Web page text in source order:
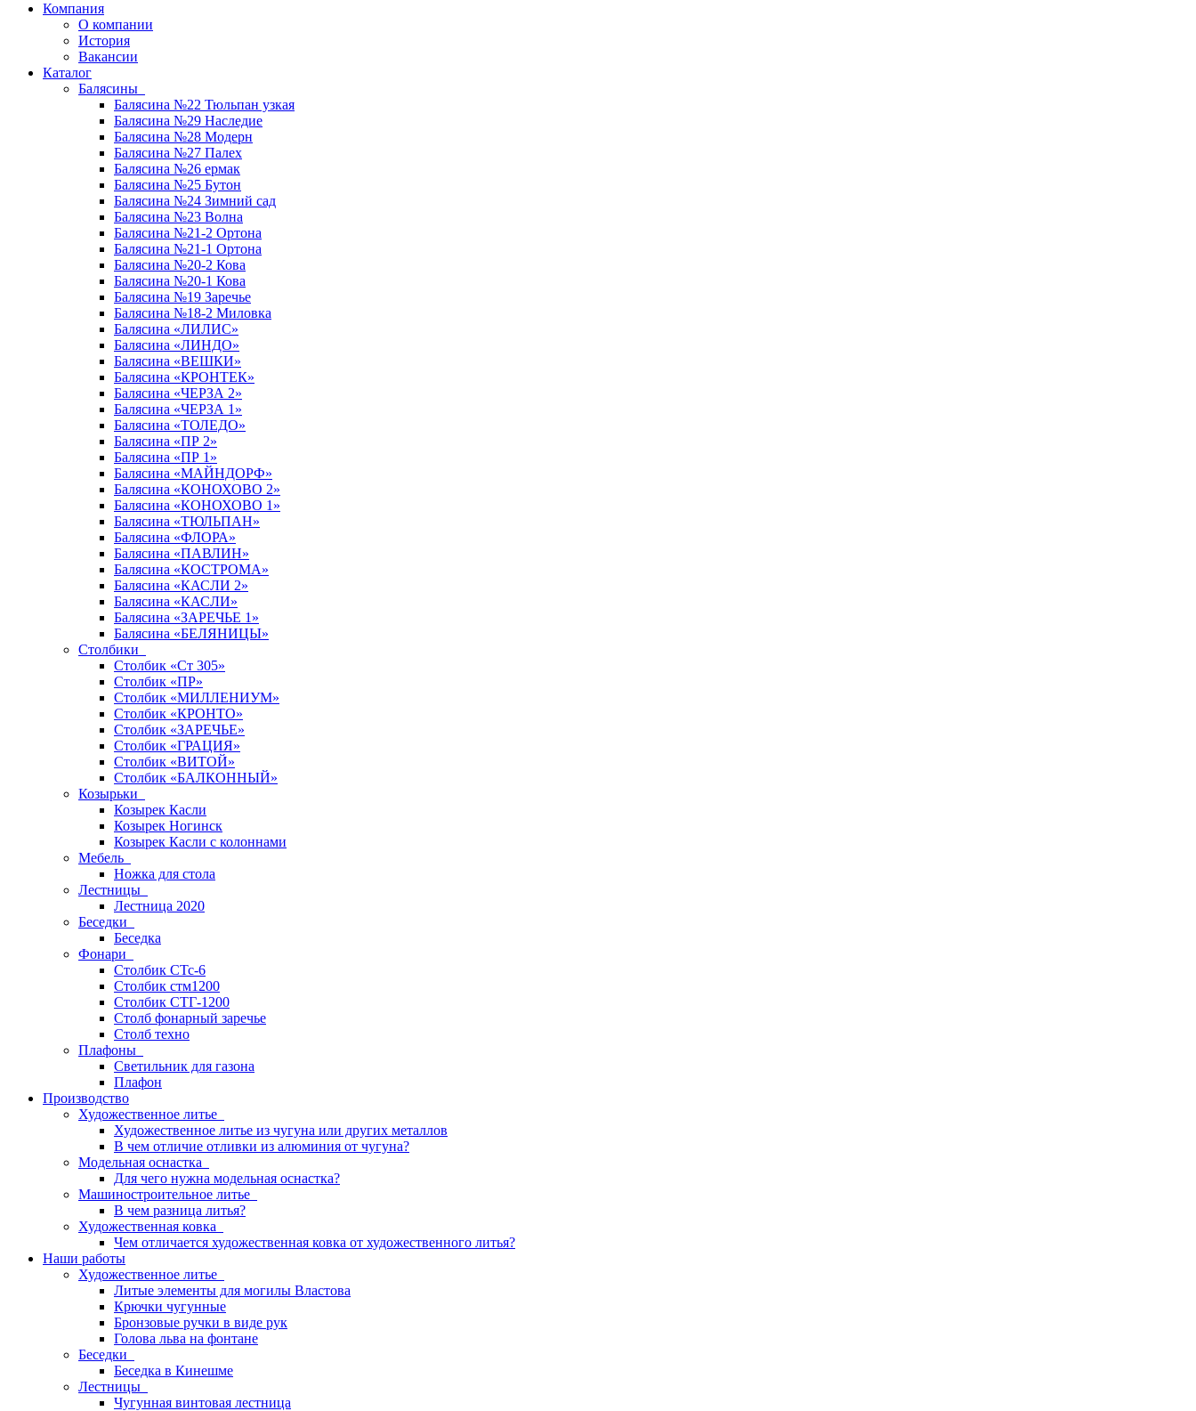
Компания
О компании
История
Вакансии
Каталог
Балясины
Балясина №22 Тюльпан узкая
Балясина №29 Наследие
Балясина №28 Модерн
Балясина №27 Палех
Балясина №26 ермак
Балясина №25 Бутон
Балясина №24 Зимний сад
Балясина №23 Волна
Балясина №21-2 Ортона
Балясина №21-1 Ортона
Балясина №20-2 Кова
Балясина №20-1 Кова
Балясина №19 Заречье
Балясина №18-2 Миловка
Балясина «ЛИЛИС»
Балясина «ЛИНДО»
Балясина «ВЕШКИ»
Балясина «КРОНТЕК»
Балясина «ЧЕРЗА 2»
Балясина «ЧЕРЗА 1»
Балясина «ТОЛЕДО»
Балясина «ПР 2»
Балясина «ПР 1»
Балясина «МАЙНДОРФ»
Балясина «КОНОХОВО 2»
Балясина «КОНОХОВО 1»
Балясина «ТЮЛЬПАН»
Балясина «ФЛОРА»
Балясина «ПАВЛИН»
Балясина «КОСТРОМА»
Балясина «КАСЛИ 2»
Балясина «КАСЛИ»
Балясина «ЗАРЕЧЬЕ 1»
Балясина «БЕЛЯНИЦЫ»
Столбики
Столбик «Ст 305»
Столбик «ПР»
Столбик «МИЛЛЕНИУМ»
Столбик «КРОНТО»
Столбик «ЗАРЕЧЬЕ»
Столбик «ГРАЦИЯ»
Столбик «ВИТОЙ»
Столбик «БАЛКОННЫЙ»
Козырьки
Козырек Касли
Козырек Ногинск
Козырек Касли с колоннами
Мебель
Ножка для стола
Лестницы
Лестница 2020
Беседки
Беседка
Фонари
Столбик СТс-6
Столбик стм1200
Столбик СТГ-1200
Столб фонарный заречье
Столб техно
Плафоны
Светильник для газона
Плафон
Производство
Художественное литье
Художественное литье из чугуна или других металлов
В чем отличие отливки из алюминия от чугуна?
Модельная оснастка
Для чего нужна модельная оснастка?
Машиностроительное литье
В чем разница литья?
Художественная ковка
Чем отличается художественная ковка от художественного литья?
Наши работы
Художественное литье
Литые элементы для могилы Властова
Крючки чугунные
Бронзовые ручки в виде рук
Голова льва на фонтане
Беседки
Беседка в Кинешме
Лестницы
Чугунная винтовая лестница